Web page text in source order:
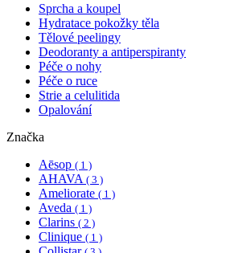
Sprcha a koupel
Hydratace pokožky těla
Tělové peelingy
Deodoranty a antiperspiranty
Péče o nohy
Péče o ruce
Strie a celulitida
Opalování
Značka
Aēsop ( 1 )
AHAVA ( 3 )
Ameliorate ( 1 )
Aveda ( 1 )
Clarins ( 2 )
Clinique ( 1 )